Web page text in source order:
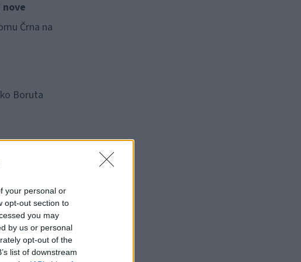
your personal or
opt-out section to
you may
by us or personal
opt-out of the
list of downstream
Črna na
Boruta